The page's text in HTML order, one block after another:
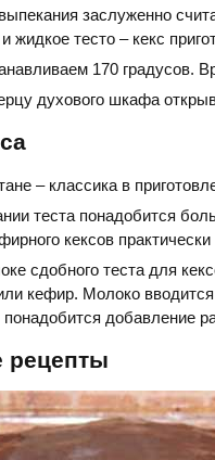
заслуженно
жидкое тесто – кекс
170 градусов.
духового шкафа
– классика в
теста понадобится
кексов
сдобного теста для
кефир. Молоко
добавление
рецепты